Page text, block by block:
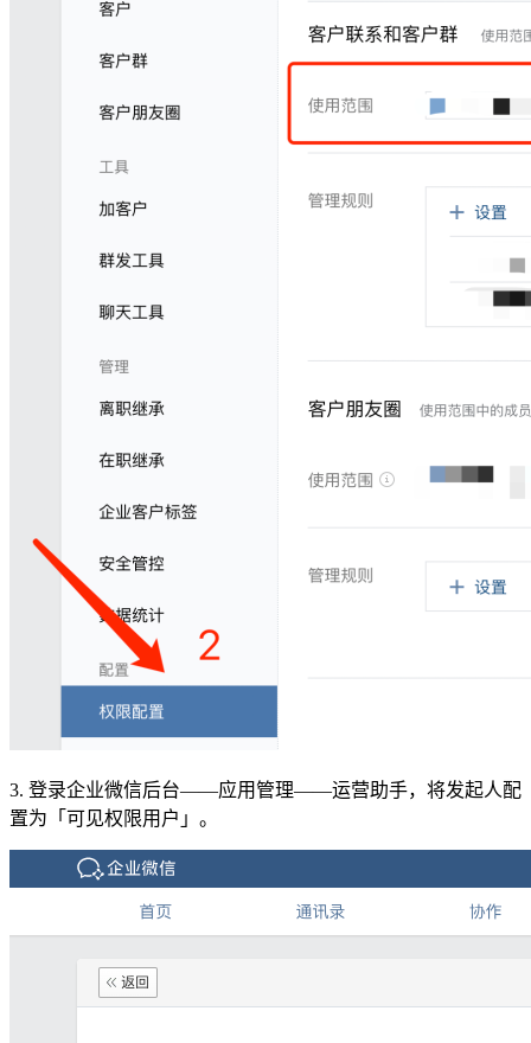
3. 登录企业微信后台——应用管理——运营助手，将发起人配
置为「可见权限用户」。